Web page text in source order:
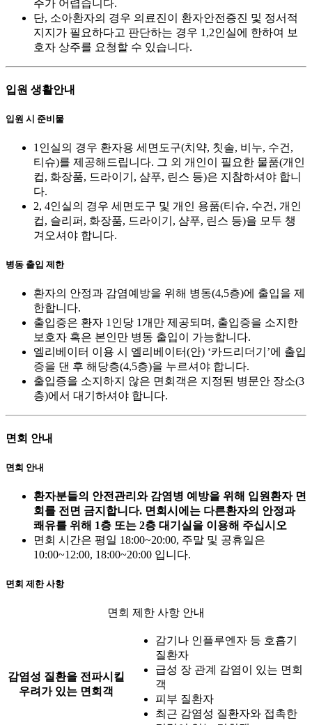
주가 어렵습니다.
단, 소아환자의 경우 의료진이 환자안전증진 및 정서적
지지가 필요하다고 판단하는 경우 1,2인실에 한하여 보
호자 상주를 요청할 수 있습니다.
입원 생활안내
입원 시 준비물
1인실의 경우 환자용 세면도구(치약, 칫솔, 비누, 수건,
티슈)를 제공해드립니다. 그 외 개인이 필요한 물품(개인
컵, 화장품, 드라이기, 샴푸, 린스 등)은 지참하셔야 합니
다.
2, 4인실의 경우 세면도구 및 개인 용품(티슈, 수건, 개인
컵, 슬리퍼, 화장품, 드라이기, 샴푸, 린스 등)을 모두 챙
겨오셔야 합니다.
병동 출입 제한
환자의 안정과 감염예방을 위해 병동(4,5층)에 출입을 제
한합니다.
출입증은 환자 1인당 1개만 제공되며, 출입증을 소지한
보호자 혹은 본인만 병동 출입이 가능합니다.
엘리베이터 이용 시 엘리베이터(안) ‘카드리더기’에 출입
증을 댄 후 해당층(4,5층)을 누르셔야 합니다.
출입증을 소지하지 않은 면회객은 지정된 병문안 장소(3
층)에서 대기하셔야 합니다.
면회 안내
면회 안내
환자분들의 안전관리와 감염병 예방을 위해 입원환자 면
회를 전면 금지합니다. 면회시에는 다른환자의 안정과
쾌유를 위해 1층 또는 2층 대기실을 이용해 주십시오
면회 시간은 평일 18:00~20:00, 주말 및 공휴일은
10:00~12:00, 18:00~20:00 입니다.
면회 제한 사항
면회 제한 사항 안내
감염성 질환을 전파시킬
우려가 있는 면회객
감기나 인플루엔자 등 호흡기
질환자
급성 장 관계 감염이 있는 면회
객
피부 질환자
최근 감염성 질환자와 접촉한